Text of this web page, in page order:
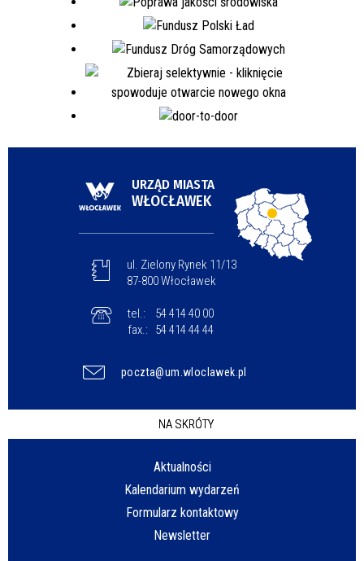
URZĄD MIASTA
WŁOCŁAWEK
ul. Zielony Rynek 11/13
87-800 Włocławek
tel.:
54 414 40 00
fax.:
54 414 44 44
poczta@um.wloclawek.pl
NA SKRÓTY
Aktualności
Kalendarium wydarzeń
Formularz kontaktowy
Newsletter